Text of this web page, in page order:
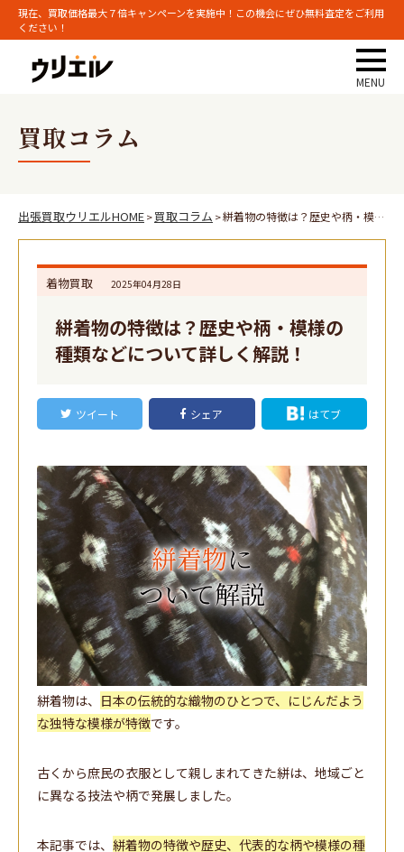
現在、買取価格最大７倍キャンペーンを実施中！この機会にぜひ無料査定をご利用
ください！
買取コラム
出張買取ウリエルHOME>買取コラム >絣着物の特徴は？歴史や柄・模様の種類などについて詳しく解説！
着物買取 2025年04月28日
絣着物の特徴は？歴史や柄・模様の
種類などについて詳しく解説！
ツイート シェア はてブ
絣着物は、 日本の伝統的な織物のひとつで、にじんだよう
な独特な模様が特徴です。
古くから庶民の衣服として親しまれてきた絣は、地域ごと
に異なる技法や柄で発展しました。
本記事では、 絣着物の特徴や歴史、代表的な柄や模様の種